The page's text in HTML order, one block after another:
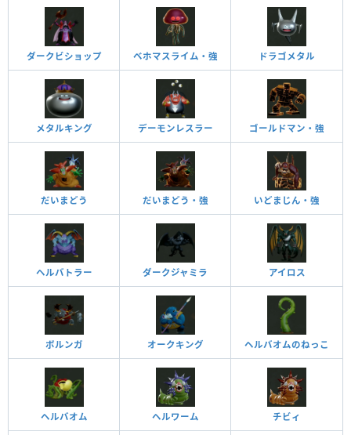
ダークビショップ ベホマスライム・強 ドラゴメタル
メタルキング デーモンレスラー ゴールドマン・強
だいまどう だいまどう・強 いどまじん・強
ヘルバトラー ダークジャミラ アイロス
ボルンガ オークキング ヘルバオムのねっこ
ヘルバオム ヘルワーム チビィ